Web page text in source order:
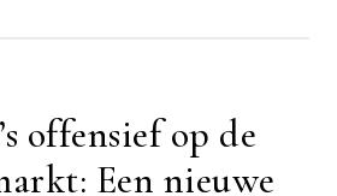
offensief op de
Een nieuwe